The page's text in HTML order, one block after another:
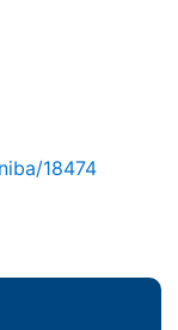
18474